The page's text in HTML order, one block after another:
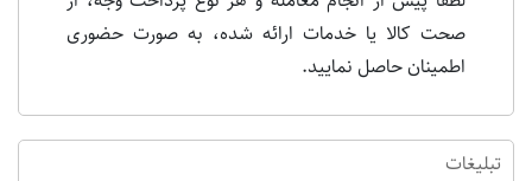
صحت کالا یا خدمات ارائه شده، به صورت حضوری
اطمینان حاصل نمایید.
تبلیغات